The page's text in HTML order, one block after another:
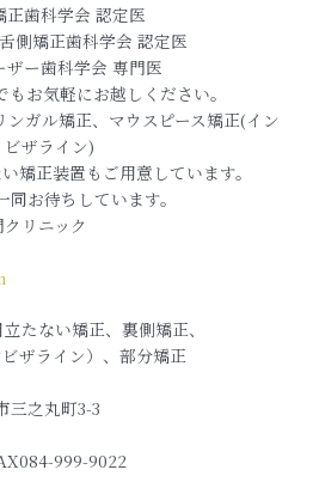
正歯科学会 認定医
側矯正歯科学会 認定医
ザー歯科学会 専門医
もお気軽にお越しください。
ガル矯正、マウスピース矯正(イン
ビザライン)
矯正装置もご用意しています。
同お待ちしています。
リニック
たない矯正、裏側矯正、
ザライン）、部分矯正
三之丸町3-3
999-9022